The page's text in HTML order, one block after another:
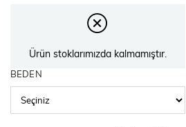
Ürün stoklarımızda kalmamıştır.
BEDEN